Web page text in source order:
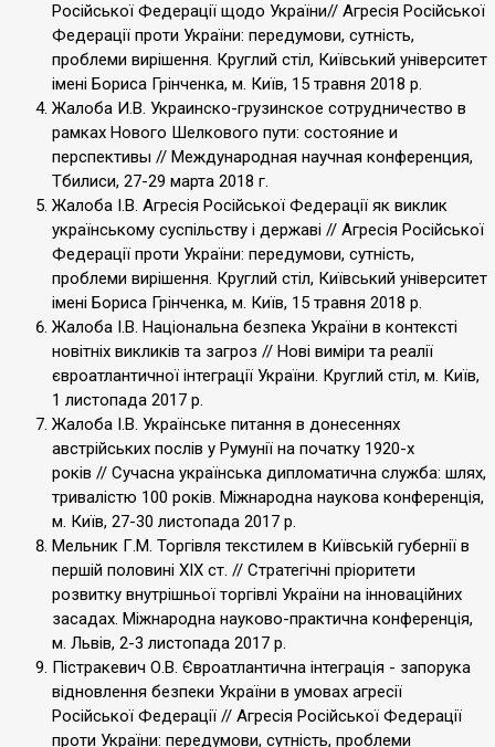
Російської Федерації щодо України// Агресія Російської
Федерації проти України: передумови, сутність,
проблеми вирішення. Круглий стіл, Київський університет
імені Бориса Грінченка, м. Київ, 15 травня 2018 р.
Жалоба И.В. Украинско-грузинское сотрудничество в
рамках Нового Шелкового пути: состояние и
перспективы // Международная научная конференция,
Тбилиси, 27-29 марта 2018 г.
Жалоба І.В. Агресія Російської Федерації як виклик
українському суспільству і державі // Агресія Російської
Федерації проти України: передумови, сутність,
проблеми вирішення. Круглий стіл, Київський університет
імені Бориса Грінченка, м. Київ, 15 травня 2018 р.
Жалоба І.В. Національна безпека України в контексті
новітніх викликів та загроз // Нові виміри та реалії
євроатлантичної інтеграції України. Круглий стіл, м. Київ,
1 листопада 2017 р.
Жалоба І.В. Українське питання в донесеннях
австрійських послів у Румунії на початку 1920-х
років // Сучасна українська дипломатична служба: шлях,
тривалістю 100 років. Міжнародна наукова конференція,
м. Київ, 27-30 листопада 2017 р.
Мельник Г.М. Торгівля текстилем в Київській губернії в
першій половині ХІХ ст. // Стратегічні пріоритети
розвитку внутрішньої торгівлі України на інноваційних
засадах. Міжнародна науково-практична конференція,
м. Львів, 2-3 листопада 2017 р.
Пістракевич О.В. Євроатлантична інтеграція - запорука
відновлення безпеки України в умовах агресії
Російської Федерації // Агресія Російської Федерації
проти України: передумови, сутність, проблеми